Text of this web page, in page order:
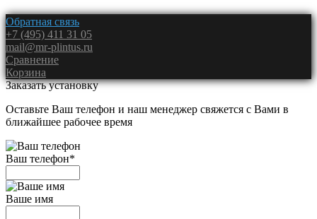
Обратная связь
+7 (495) 411 31 05
mail@mr-plintus.ru
Сравнение
Корзина
Заказать установку
Оставьте Ваш телефон и наш менеджер свяжется с Вами в
ближайшее рабочее время
Ваш телефон*
Ваше имя